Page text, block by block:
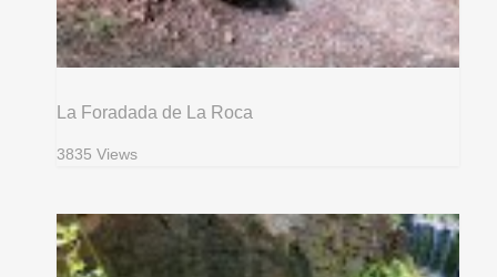
La Foradada de La Roca
3835 Views